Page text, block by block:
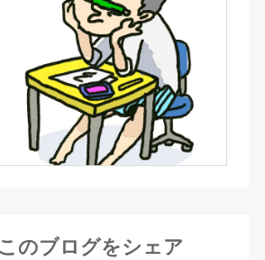
のブログをシェア